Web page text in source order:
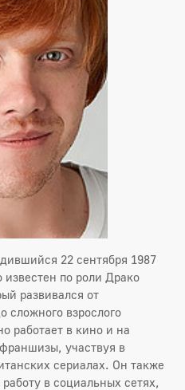
22 сентября 1987
известен по роли Драко
развивался от
сложного взрослого
работает в кино и на
участвуя в
сериалах. Он также
в социальных сетях,